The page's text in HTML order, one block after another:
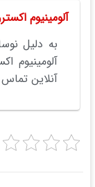
آلومینیوم
به دلیل
آلومینیوم
آنلاین تماس